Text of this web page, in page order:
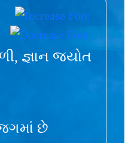
જ્ઞાન જ્યોત
છે